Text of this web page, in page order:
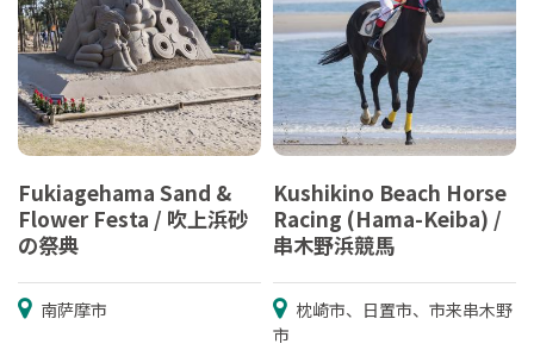
Fukiagehama Sand &
Flower Festa / 吹上浜砂
の祭典
南萨摩市
Kushikino Beach Horse
Racing (Hama-Keiba) /
串木野浜競馬
枕崎市、日置市、市来串木野
市